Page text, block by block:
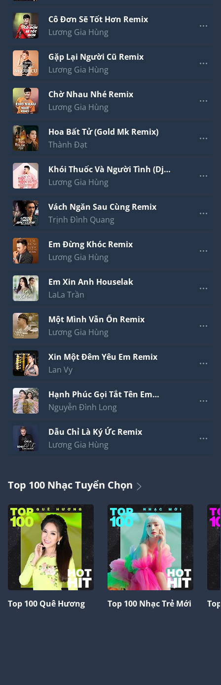
Cô Đơn Sẽ Tốt Hơn Remix
Lương Gia Hùng
Gặp Lại Người Cũ Remix
Lương Gia Hùng
Chờ Nhau Nhé Remix
Lương Gia Hùng
Hoa Bất Tử (Gold Mk Remix)
Thành Đạt
Khói Thuốc Và Người Tình (Dj
Version)
Lương Gia Hùng
Vách Ngăn Sau Cùng Remix
Trịnh Đình Quang
Em Đừng Khóc Remix
Lương Gia Hùng
Em Xin Anh Houselak
LaLa Trần
Một Mình Vẫn Ổn Remix
Lương Gia Hùng
Xin Một Đêm Yêu Em Remix
Lan Vy
Hạnh Phúc Gọi Tắt Tên Em
Houselak
Nguyễn Đình Long
Dẫu Chỉ Là Ký Ức Remix
Lương Gia Hùng
Top 100 Nhạc Tuyển Chọn
Top 100 Quê Hương Top 100 Nhạc Trẻ Mới